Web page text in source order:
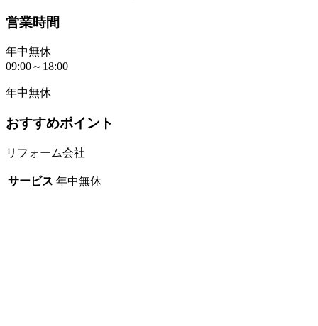
営業時間
年中無休
09:00～18:00
年中無休
おすすめポイント
リフォーム会社
サービス 年中無休